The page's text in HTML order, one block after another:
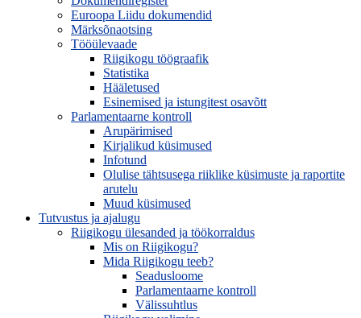
Euroopa Liidu dokumendid
Märksõnaotsing
Tööülevaade
Riigikogu töögraafik
Statistika
Hääletused
Esinemised ja istungitest osavõtt
Parlamentaarne kontroll
Arupärimised
Kirjalikud küsimused
Infotund
Olulise tähtsusega riiklike küsimuste ja raportite
arutelu
Muud küsimused
Tutvustus ja ajalugu
Riigikogu ülesanded ja töökorraldus
Mis on Riigikogu?
Mida Riigikogu teeb?
Seadusloome
Parlamentaarne kontroll
Välissuhtlus